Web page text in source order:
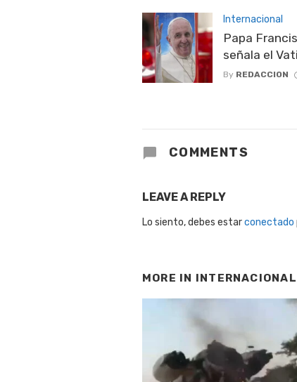
Internacional
Papa
señala el
By REDACCION
COMMENTS
LEAVE A REPLY
Lo siento, debes estarconectado
MORE IN INTERNACIONAL